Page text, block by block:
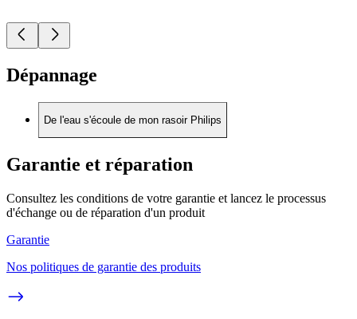
Dépannage
De l'eau s'écoule de mon rasoir Philips
Garantie et réparation
Consultez les conditions de votre garantie et lancez le processus
d'échange ou de réparation d'un produit
Garantie
Nos politiques de garantie des produits